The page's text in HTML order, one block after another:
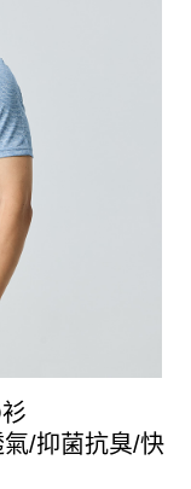
/抑菌抗臭/快